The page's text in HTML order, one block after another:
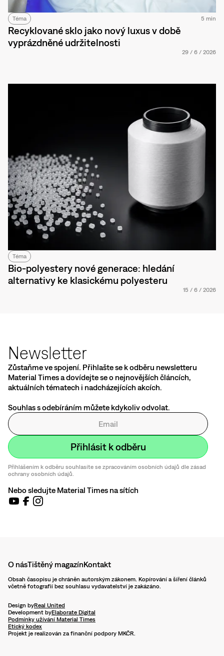
Téma 5 min
Recyklované sklo jako nový luxus v době
vyprázdněné udržitelnosti
29 / 6 / 2026
Téma
Bio-polyestery nové generace: hledání
alternativy ke klasickému polyesteru
15 / 6 / 2026
Newsletter
Zůstaňme ve spojení. Přihlašte se k odběru newsletteru
Material Times a dovídejte se o nejnovějších článcích,
aktuálních tématech i nadcházejících akcích.
Souhlas s odebíráním můžete kdykoliv odvolat.
Přihlášením k odběru souhlasíte se zpracováním osobních údajů dle zásad
ochrany osobních údajů.
Nebo sledujte Material Times na sítích
O násTištěný magazínKontakt
Obsah časopisu je chráněn autorským zákonem. Kopírování a šíření článků
včetně fotografií bez souhlasu vydavatelství je zakázáno.
Design byReal United
Development byElaborate Digital
Podmínky užívání Material Times
Etický kodex
Projekt je realizován za finanční podpory MKČR.